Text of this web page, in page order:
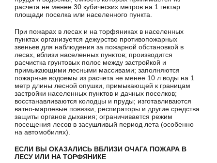
расчета не менее 30 кубических метров на 1 гектар
площади поселка или населенного пункта.
При пожарах в лесах и на торфяниках в населенных
пунктах организуется дежурство противопожарных
звеньев для наблюдения за пожарной обстановкой в
лесах, вблизи населенных пунктов; производится
расчистка грунтовых полос между застройкой и
примыкающими лесными массивами; заполняются
пожарные водоемы из расчета не менее 10 л воды на 1
метр длины лесной опушки, примыкающей к границам
застройки населенных пунктов и дачных поселков;
восстанавливаются колодцы и пруды; изготавливаются
ватно-марлевые повязки, респираторы и другие средства
защиты органов дыхания; ограничивается режим
посещения лесов в засушливый период лета (особенно
на автомобилях).
ЕСЛИ ВЫ ОКАЗАЛИСЬ ВБЛИЗИ ОЧАГА ПОЖАРА В
ЛЕСУ ИЛИ НА ТОРФЯНИКЕ